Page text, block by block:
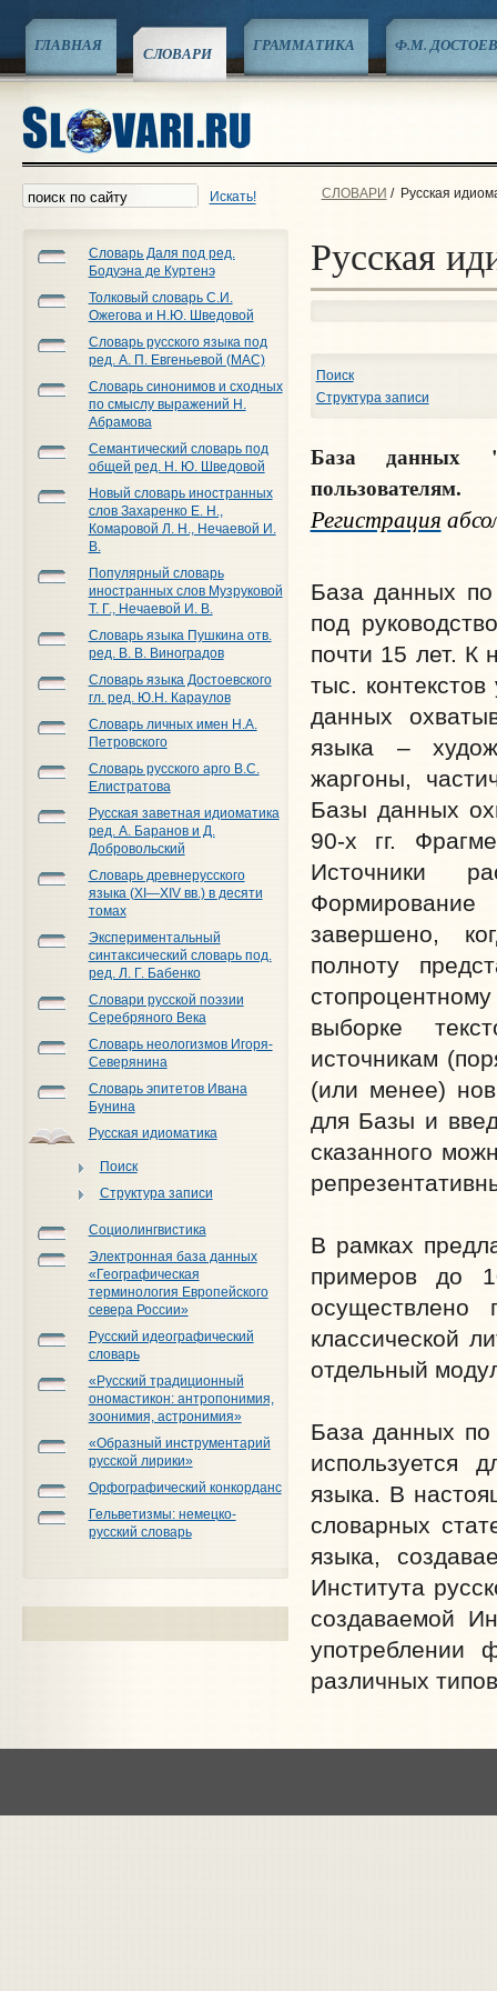
ГЛАВНАЯ СЛОВАРИ ГРАММАТИКА Ф.М.
Искать!
Словарь Даля под ред.
Бодуэна де Куртенэ
Толковый словарь С.И.
Ожегова и Н.Ю. Шведовой
Словарь русского языка под
ред. А. П. Евгеньевой (МАС)
Словарь синонимов и сходных
по смыслу выражений Н.
Абрамова
Семантический словарь под
общей ред. Н. Ю. Шведовой
Новый словарь иностранных
слов Захаренко Е. Н.,
Комаровой Л. Н., Нечаевой И.
В.
Популярный словарь
иностранных слов Музруковой
Т. Г., Нечаевой И. В.
Словарь языка Пушкина отв.
ред. В. В. Виноградов
Словарь языка Достоевского
гл. ред. Ю.Н. Караулов
Словарь личных имен Н.А.
Петровского
Словарь русского арго В.С.
Елистратова
Русская заветная идиоматика
ред. А. Баранов и Д.
Добровольский
Словарь древнерусского
языка (XI—XIV вв.) в десяти
томах
Экспериментальный
синтаксический словарь под.
ред. Л. Г. Бабенко
Словари русской поэзии
Серебряного Века
Словарь неологизмов Игоря-
Северянина
Словарь эпитетов Ивана
Бунина
Русская идиоматика
Поиск
Структура записи
Социолингвистика
Электронная база данных
«Географическая
терминология Европейского
севера России»
Русский идеографический
словарь
«Русский традиционный
ономастикон: антропонимия,
зоонимия, астронимия»
«Образный инструментарий
русской лирики»
Орфографический конкорданс
Гельветизмы: немецко-
русский словарь
СЛОВАРИ / Русская
Русская
Поиск
Структура записи
База данных
пользователям.
Регистрация
База данных по
под
почти 15 лет. К
тыс.
данных
языка –
жаргоны,
Базы данных
90-х гг.
Источники
завершено,
полноту
выборке
источникам
(или менее)
для Базы и
сказанного
В рамках
примеров до
классической
отдельный
База данных по
используется
языка. В
словарных
языка,
Института
создаваемой
употреблении
различных